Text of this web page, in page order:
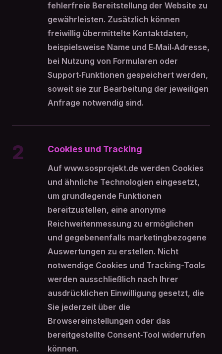
fehlerfreie Bereitstellung der Website zu
gewährleisten. Zusätzlich können
freiwillig übermittelte Kontaktdaten,
beispielsweise Name und E‑Mail‑Adresse,
bei Nutzung von Formularen oder
Support‑Funktionen gespeichert werden,
soweit sie zur Bearbeitung der jeweiligen
Anfrage notwendig sind.
2 Cookies und Tracking
Auf www.sosprojekt.de werden Cookies
und ähnliche Technologien eingesetzt,
um grundlegende Funktionen
bereitzustellen, eine anonyme
Reichweitenmessung zu ermöglichen
und gegebenenfalls marketingbezogene
Auswertungen zu erstellen. Nicht
notwendige Cookies und Tracking-Tools
werden ausschließlich nach Ihrer
ausdrücklichen Einwilligung gesetzt, die
Sie jederzeit über die
Browsereinstellungen oder das
bereitgestellte Consent‑Tool widerrufen
können.